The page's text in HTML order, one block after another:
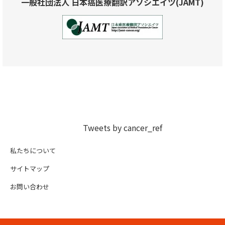
Tweets by cancer_ref
私たちについて
サイトマップ
お問い合わせ